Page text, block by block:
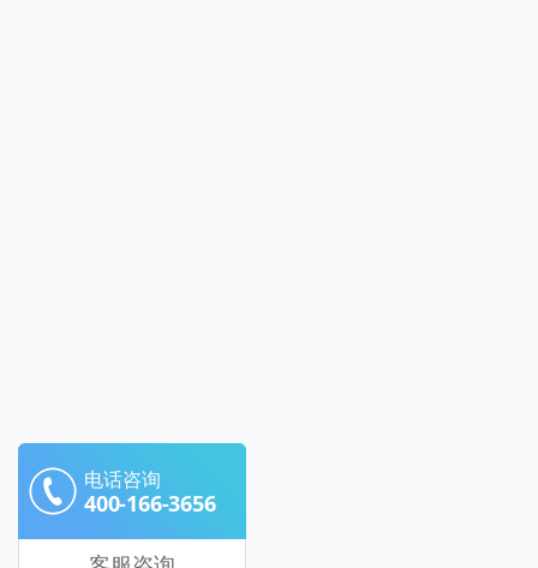
电话咨询
400-166-3656